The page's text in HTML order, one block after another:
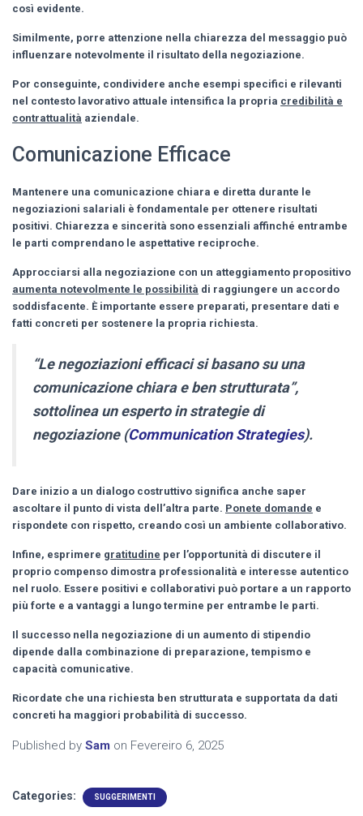
così evidente.
Similmente, porre attenzione nella chiarezza del messaggio può
influenzare notevolmente il risultato della negoziazione.
Por conseguinte, condividere anche esempi specifici e rilevanti
nel contesto lavorativo attuale intensifica la propria credibilità e
contrattualità aziendale.
Comunicazione Efficace
Mantenere una comunicazione chiara e diretta durante le
negoziazioni salariali è fondamentale per ottenere risultati
positivi. Chiarezza e sincerità sono essenziali affinché entrambe
le parti comprendano le aspettative reciproche.
Approcciarsi alla negoziazione con un atteggiamento propositivo
aumenta notevolmente le possibilità di raggiungere un accordo
soddisfacente. È importante essere preparati, presentare dati e
fatti concreti per sostenere la propria richiesta.
“Le negoziazioni efficaci si basano su una
comunicazione chiara e ben strutturata”,
sottolinea un esperto in strategie di
negoziazione (Communication Strategies).
Dare inizio a un dialogo costruttivo significa anche saper
ascoltare il punto di vista dell’altra parte. Ponete domande e
rispondete con rispetto, creando così un ambiente collaborativo.
Infine, esprimere gratitudine per l’opportunità di discutere il
proprio compenso dimostra professionalità e interesse autentico
nel ruolo. Essere positivi e collaborativi può portare a un rapporto
più forte e a vantaggi a lungo termine per entrambe le parti.
Il successo nella negoziazione di un aumento di stipendio
dipende dalla combinazione di preparazione, tempismo e
capacità comunicative.
Ricordate che una richiesta ben strutturata e supportata da dati
concreti ha maggiori probabilità di successo.
Published by Sam on Fevereiro 6, 2025
Categories: SUGGERIMENTI